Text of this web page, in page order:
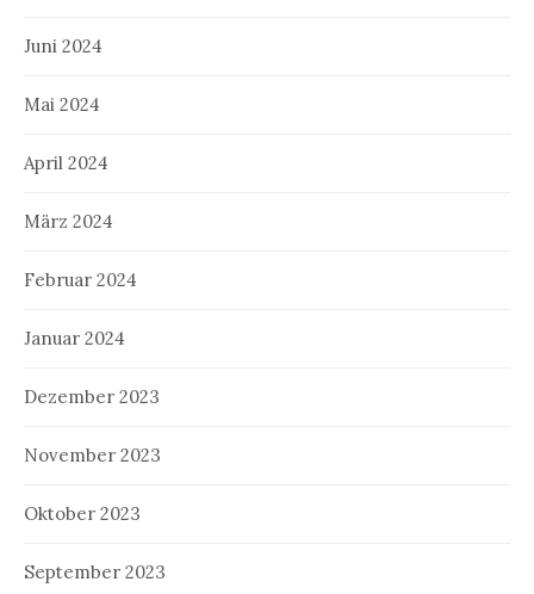
Juni 2024
Mai 2024
April 2024
März 2024
Februar 2024
Januar 2024
Dezember 2023
November 2023
Oktober 2023
September 2023